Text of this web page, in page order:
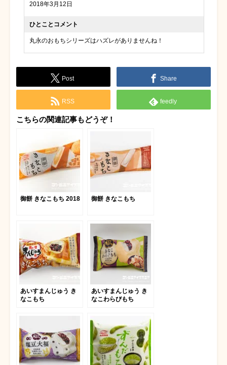
2018年3月12日
ひとことコメント
丸永のおもちシリーズはハズレがありませんね！
Post Share
RSS feedly
こちらの関連記事もどうぞ！
御餅 きなこもち 2018 御餅 きなこもち
あいすまんじゅう き
なこもち
あいすまんじゅう き
なこわらびもち